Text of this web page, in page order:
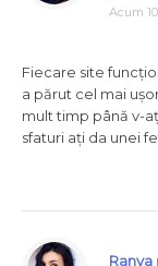
Acum
Fiecare site
a părut cel mai
mult timp până v-
sfaturi ați da unei
Ranya